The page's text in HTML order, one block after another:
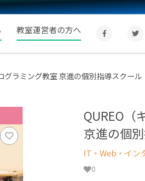
教室運営者の方へ
グラミング教室 京進の個別指導スクー
QUREO（
京進の個
IT・Web・イン
0